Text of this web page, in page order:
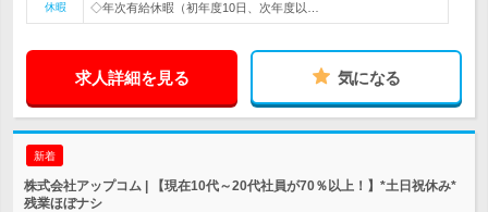
休暇
◇年次有給休暇（初年度10日、次年度以…
求人詳細を見る 気になる
新着
株式会社アップコム | 【現在10代～20代社員が70％以上！】*土日祝休み*
残業ほぼナシ